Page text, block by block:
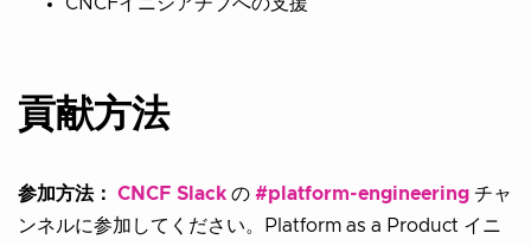
貢献方法
参加方法： CNCF Slack の #platform-engineering チャ
ンネルに参加してください。Platform as a Product イニ